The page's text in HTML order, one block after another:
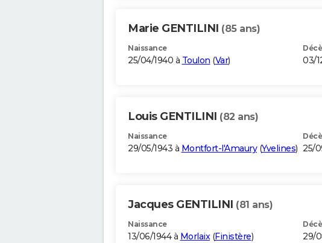
Marie GENTILINI (85 ans)
Naissance
25/04/1940 à Toulon (Var) 03/
Louis GENTILINI (82 ans)
Naissance
29/05/1943 à Montfort-l'Amaury(Yvelines) 25/
Jacques GENTILINI (81 ans)
Naissance
13/06/1944 à Morlaix(Finistère) 29/